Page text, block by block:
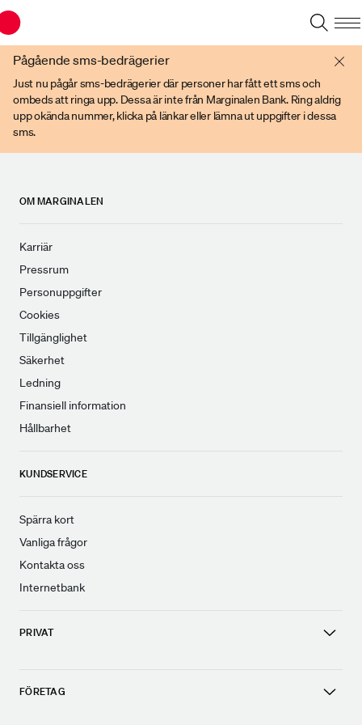
Pågående sms-bedrägerier
Just nu pågår sms-bedrägerier där personer har fått ett sms och
ombeds att ringa upp. Dessa är inte från Marginalen Bank. Ring aldrig
upp okända nummer, klicka på länkar eller lämna ut uppgifter i dessa
sms.
OM MARGINALEN
Karriär
Pressrum
Personuppgifter
Cookies
Tillgänglighet
Säkerhet
Ledning
Finansiell information
Hållbarhet
KUNDSERVICE
Spärra kort
Vanliga frågor
Kontakta oss
Internetbank
PRIVAT
FÖRETAG
Du har en gammal webbläsare. Vänligen använd senare versioner av t ex